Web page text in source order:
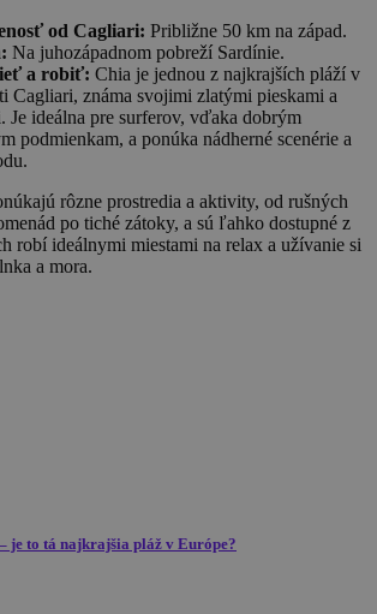
od Cagliari: Približne 50 km na západ.
Na juhozápadnom pobreží Sardínie.
a robiť: Chia je jednou z najkrajších pláží v
Cagliari, známa svojimi zlatými pieskami a
Je ideálna pre surferov, vďaka dobrým
podmienkam, a ponúka nádherné scenérie a
rôzne prostredia a aktivity, od rušných
po tiché zátoky, a sú ľahko dostupné z
robí ideálnymi miestami na relax a užívanie si
a mora.
je to tá najkrajšia pláž v Európe?